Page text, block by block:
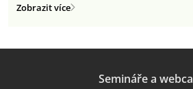
Zobrazit více
Semináře a